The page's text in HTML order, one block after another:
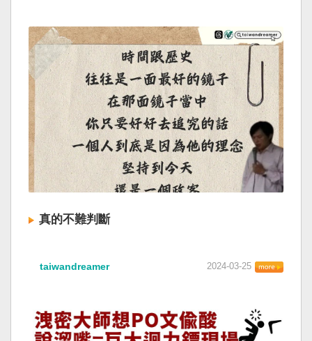
真的不難判斷
taiwandreamer 2024-03-25